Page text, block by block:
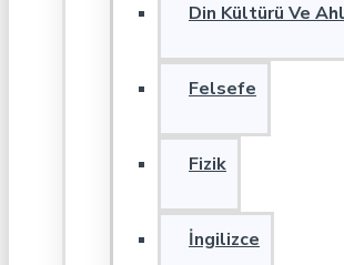
Din Kültürü Ve
Felsefe
Fizik
İngilizce